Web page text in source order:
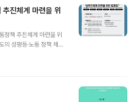
진체계 마련을 위
정책 추진체계 마련을 위
의 성평등·노동 정책 체계
(월) 오후 2시 장소 : zoo